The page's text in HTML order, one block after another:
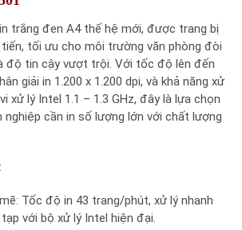
trắng đen A4 thế hệ mới, được trang bị
tối ưu cho môi trường văn phòng đòi
độ tin cậy vượt trội. Với tốc độ lên đến
giải in 1.200 x 1.200 dpi, và khả năng xử
xử lý Intel 1.1 – 1.3 GHz, đây là lựa chọn
cần in số lượng lớn với chất lượng
:
Tốc độ in 43 trang/phút, xử lý nhanh
với bộ xử lý Intel hiện đại.